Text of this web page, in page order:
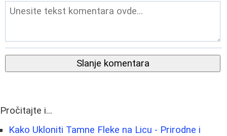
Slanje komentara
Pročitajte i...
Kako Ukloniti Tamne Fleke na Licu - Prirodne i